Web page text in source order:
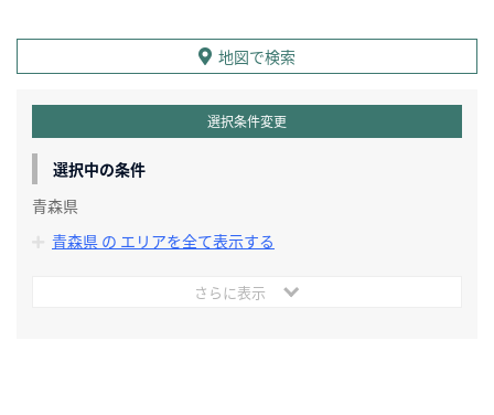
地図で検索
選択条件変更
選択中の条件
青森県
青森県 の エリアを全て表示する
さらに表示